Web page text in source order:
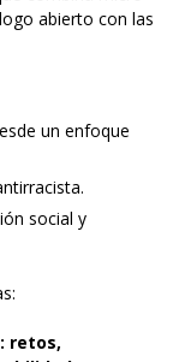
abierto con las
un enfoque
social y
retos,